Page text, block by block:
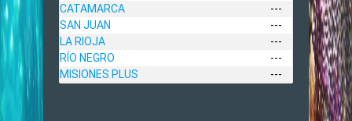
CATAMARCA
---
SAN JUAN
---
LA RIOJA
---
RÍO NEGRO
---
MISIONES PLUS
---